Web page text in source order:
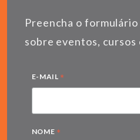
Preencha o
sobre eventos, cursos
E-MAIL *
NOME *